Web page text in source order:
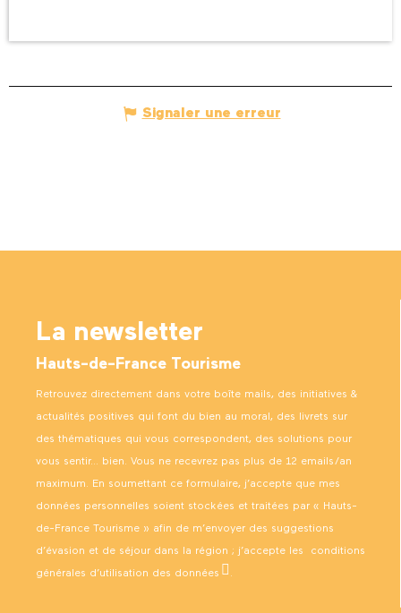
Signaler une erreur
La newsletter
Hauts-de-France Tourisme
Retrouvez directement dans votre boîte mails, des initiatives &
actualités positives qui font du bien au moral, des livrets sur
des thématiques qui vous correspondent, des solutions pour
vous sentir… bien. Vous ne recevrez pas plus de 12 emails/an
maximum. En soumettant ce formulaire, j’accepte que mes
données personnelles soient stockées et traitées par « Hauts-
de-France Tourisme » afin de m’envoyer des suggestions
d’évasion et de séjour dans la région ; j’accepte les conditions
générales d’utilisation des données .